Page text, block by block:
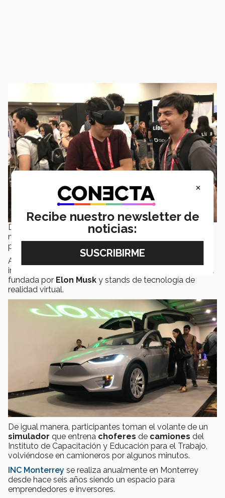
De esta manera, los participantes tienen unos
momentos para hacer networking y presentar sus
proyectos entre ellos.
Además, existen demostraciones de tecnología e
innovación, como el automóvil
, de la compañía
fundada por Elon Musk y stands de tecnología de
realidad virtual.
De igual manera, participantes toman el volante de un
simulador que entrena choferes de camiones del
Instituto de Capacitación y Educación para el Trabajo,
volviéndose en camioneros por algunos minutos.
INC Monterrey se realiza anualmente en Monterrey
desde hace seis años siendo un espacio para
emprendedores e inversores.
×
Recibe nuestro newsletter de
noticias: